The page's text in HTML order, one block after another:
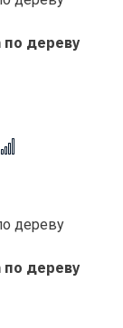
по дереву
по дереву